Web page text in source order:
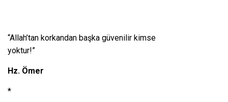
“Allah’tan korkandan başka güvenilir kimse
yoktur!”
Hz. Ömer
*